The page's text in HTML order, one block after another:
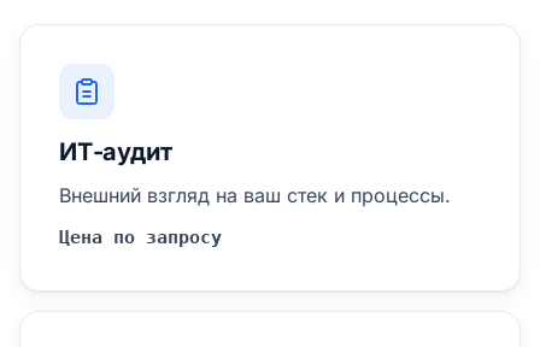
ИТ-аудит
Внешний взгляд на ваш стек и процессы.
Цена по запросу